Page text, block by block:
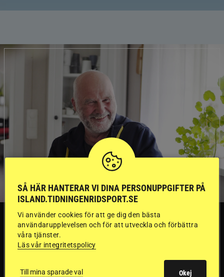
TRÄNINGSTIPS
”Gummi” berättar:
SÅ HÄR HANTERAR VI DINA PERSONUPPGIFTER PÅ
ISLAND.TIDNINGENRIDSPORT.SE
Vi använder cookies för att ge dig den bästa
användarupplevelsen och för att utveckla och förbättra
våra tjänster.
Läs vår integritetspolicy
Till mina sparade val Okej